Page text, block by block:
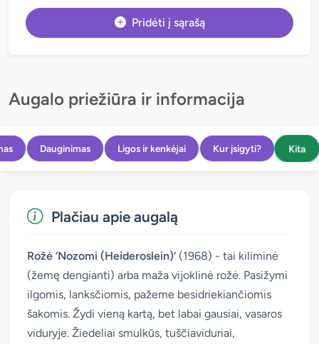
Pridėti į sąrašą
Augalo priežiūra ir informacija
Dauginimas Ligos ir kenkėjai Kur įsigyti? Kita
Plačiau apie augalą
Rožė ‘Nozomi (Heideroslein)’ (1968) - tai kiliminė
(žemę dengianti) arba maža vijoklinė rožė. Pasižymi
ilgomis, lanksčiomis, pažeme besidriekiančiomis
šakomis. Žydi vieną kartą, bet labai gausiai, vasaros
viduryje. Žiedeliai smulkūs, tuščiaviduriai,